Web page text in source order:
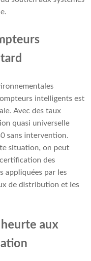
intelligents est
Avec des taux
quasi universelle
sans intervention.
situation, on peut
des
appliquées par les
de distribution et les
heurte aux